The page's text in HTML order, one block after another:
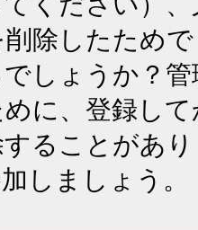
除したため
しょうか？
に、登録し
ることがあ
しましょう。